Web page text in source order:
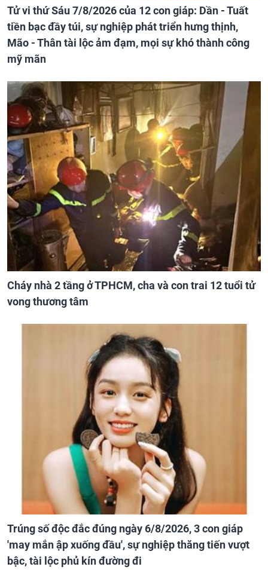
Tử vi thứ Sáu 7/8/2026 của 12 con giáp: Dần - Tuất
tiền bạc đầy túi, sự nghiệp phát triển hưng thịnh,
Mão - Thân tài lộc ảm đạm, mọi sự khó thành công
mỹ mãn
Cháy nhà 2 tầng ở TPHCM, cha và con trai 12 tuổi tử
vong thương tâm
Trúng số độc đắc đúng ngày 6/8/2026, 3 con giáp
'may mắn ập xuống đầu', sự nghiệp thăng tiến vượt
bậc, tài lộc phủ kín đường đi